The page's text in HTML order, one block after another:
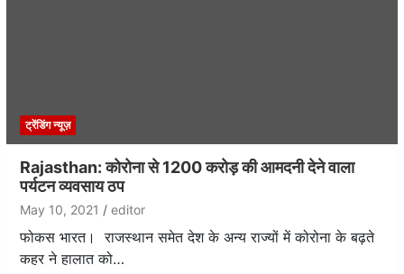
ट्रेंडिंग न्यूज़
Rajasthan: कोरोना से 1200 करोड़ की आमदनी देने वाला
पर्यटन व्यवसाय ठप
May 10, 2021 editor
फोकस भारत। राजस्थान समेत देश के अन्य राज्यों में कोरोना के बढ़ते
कहर ने हालात को…